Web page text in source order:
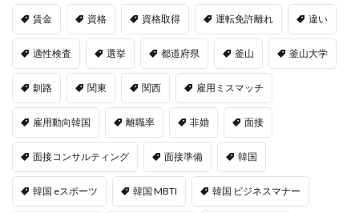
賃金 資格 資格取得 運転免許離れ 違い
適性検査 選挙 都道府県 釜山 釜山大学
釧路 関東 関西 雇用ミスマッチ
雇用動向韓国 離職率 非婚 面接
面接コンサルティング 面接準備 韓国
韓国 eスポーツ 韓国 MBTI 韓国 ビジネスマナー